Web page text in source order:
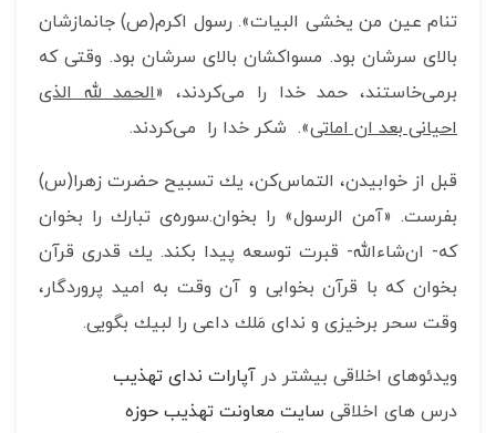
تنام عین من یخشی البیات». رسول اكرم(ص) جا‌نمازشان
بالای سرشان بود. مسواكشان بالای سرشان بود. وقتی كه
برمی‌خاستند، حمد خدا را می‌كردند، «الحمد لله الذی
احیانی بعد ان اماتی». شكر خدا را می‌كردند.
قبل از خوابیدن، التماس‌كن، یك تسبیح حضرت زهرا(س)
بفرست. «آمن الرسول» را بخوان.سوره‌ی تبارك را بخوان
كه- ان‌شاء‌الله- قبرت توسعه پیدا بكند. یك قدری قرآن
بخوان كه با قرآن بخوابی و آن وقت به امید پروردگار،
وقت سحر برخیزی و ندای مَلك داعی را لبیك بگویی.
ویدئوهای اخلاقی بیشتر در آپارات ندای تهذیب
درس های اخلاقی سایت معاونت تهذیب حوزه